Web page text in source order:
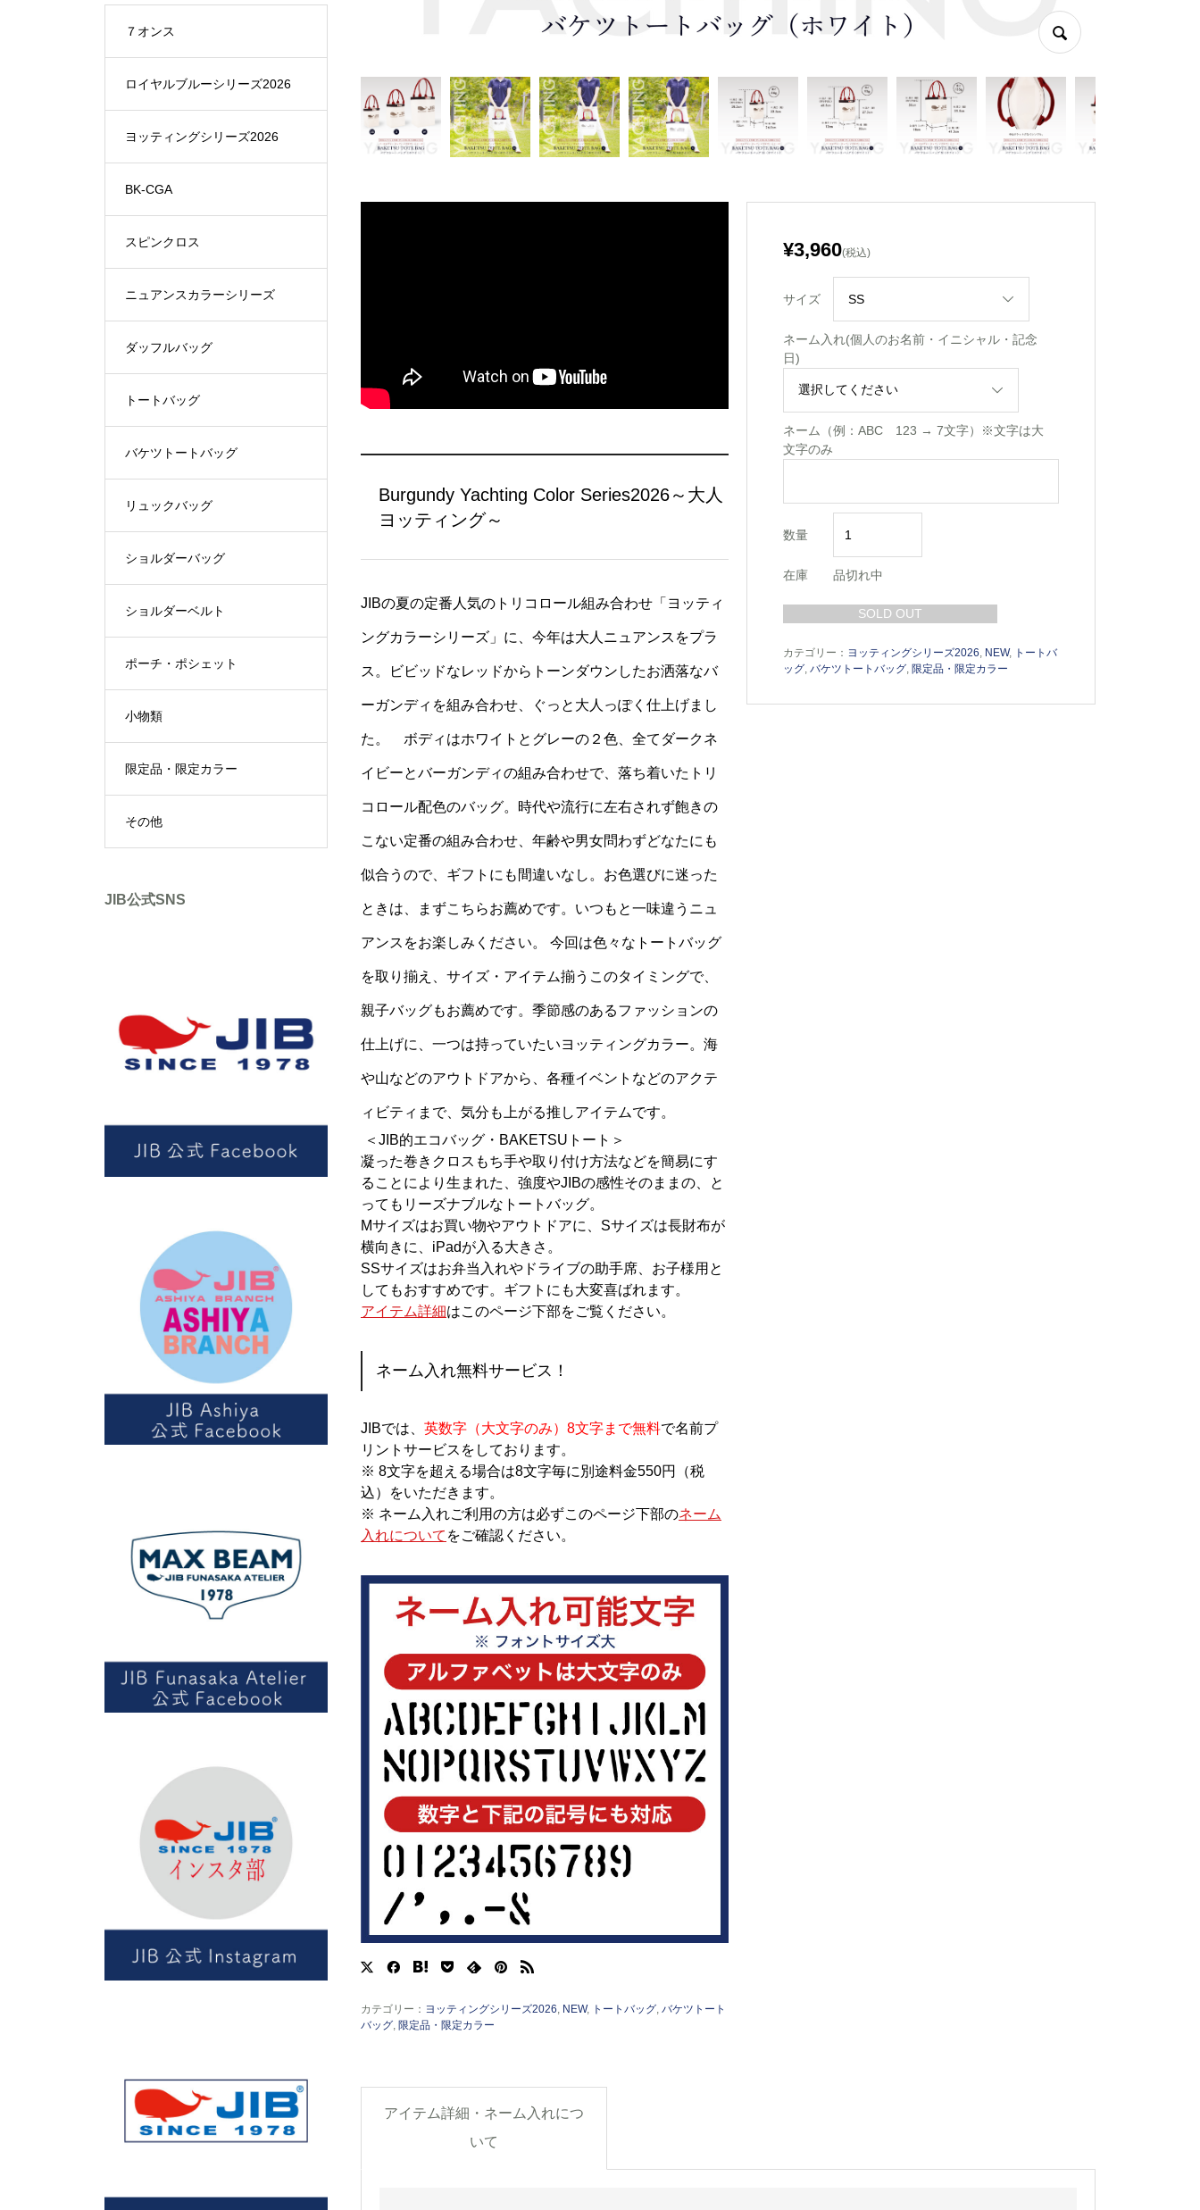
Burgundy Yachting Color Series2026～大人
ヨッティング～
JIBの夏の定番人気のトリコロール組み合わせ「ヨッティ
ングカラーシリーズ」に、今年は大人ニュアンスをプラ
ス。ビビッドなレッドからトーンダウンしたお洒落なバ
ーガンディを組み合わせ、ぐっと大人っぽく仕上げまし
た。 ボディはホワイトとグレーの２色、全てダークネ
イビーとバーガンディの組み合わせで、落ち着いたトリ
コロール配色のバッグ。時代や流行に左右されず飽きの
こない定番の組み合わせ、年齢や男女問わずどなたにも
似合うので、ギフトにも間違いなし。お色選びに迷った
ときは、まずこちらお薦めです。いつもと一味違うニュ
アンスをお楽しみください。 今回は色々なトートバッグ
を取り揃え、 サイズ・アイテム揃うこのタイミングで、
親子バッグもお薦めです。季節感のあるファッションの
仕上げに、一つは持っていたいヨッティングカラー。海
や山などのアウトドアから、各種イベントなどのアクテ
ィビティまで、気分も上がる推しアイテムです。
＜JIB的エコバッグ・BAKETSUトート＞
凝った巻きクロスもち手や取り付け方法などを簡易にす
ることにより生まれた、強度やJIBの感性そのままの、と
ってもリーズナブルなトートバッグ。
Mサイズはお買い物やアウトドアに、Sサイズは長財布が
横向きに、iPadが入る大きさ。
SSサイズはお弁当入れやドライブの助手席、お子様用と
してもおすすめです。ギフトにも大変喜ばれます。
アイテム詳細はこのページ下部をご覧ください。
ネーム入れ無料サービス！
JIBでは、 英数字（大文字のみ）8文字まで無料で名前プ
リントサービスをしております。
※ 8文字を超える場合は8文字毎に別途料金550円（税
込）をいただきます。
※ ネーム入れご利用の方は必ずこのページ下部のネーム
入れについて をご確認ください。
カテゴリー： ヨッティングシリーズ2026 NEW, トートバッグ バケツトート
バッグ 限定品・限定カラー
¥3,960(税込)
サイズ
ネーム入れ(個人のお名前・イニシャル・記念
日)
ネーム（例：ABC 123 → 7文字）※文字は大
文字のみ
数量
在庫 品切れ中
SOLD OUT
カテゴリー： ヨッティングシリーズ2026, NEW, トートバ
ッグ,バケツトートバッグ,限定品・限定カラー
アイテム詳細・ネーム入れにつ
いて
７オンス
ロイヤルブルーシリーズ2026
ヨッティングシリーズ2026
BK-CGA
スピンクロス
ニュアンスカラーシリーズ
ダッフルバッグ
トートバッグ
バケツトートバッグ
リュックバッグ
ショルダーバッグ
ショルダーベルト
ポーチ・ポシェット
小物類
限定品・限定カラー
その他
JIB公式SNS